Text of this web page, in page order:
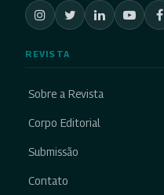
REVISTA
Sobre a Revista
Corpo Editorial
Submissão
Contato